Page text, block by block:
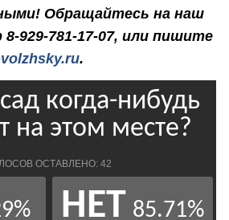
Обращайтесь на наш
8-929-781-17-07, или пишите
.